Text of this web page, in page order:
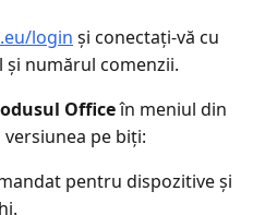
login și conectați-vă cu
și numărul comenzii.
Officeîn meniul din
pe biți:
pentru dispozitive și